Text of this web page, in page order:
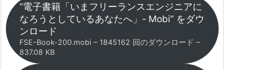
“電子書籍「いまフリーランスエンジニアに
なろうとしているあなたへ」- Mobi” をダウ
ンロード
FSE-Book-200.mobi – 1845162 回のダウンロード –
837.08 KB